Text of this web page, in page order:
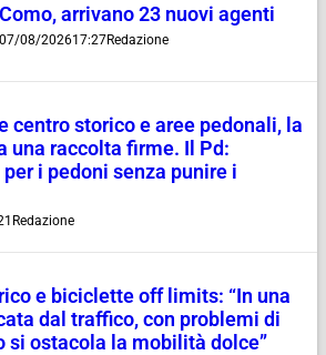
Como, arrivano 23 nuovi agenti
07/08/202617:27Redazione
centro storico e aree pedonali, la
una raccolta firme. Il Pd:
per i pedoni senza punire i
Redazione
e biciclette off limits: “In una
dal traffico, con problemi di
si ostacola la mobilità dolce”